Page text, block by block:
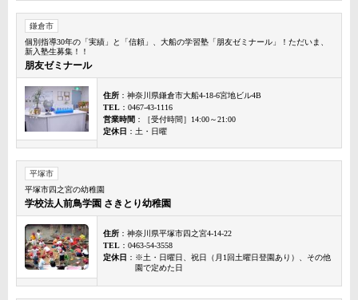
鎌倉市
個別指導30年の「実績」と「信頼」、大船の学習塾「朋友ゼミナール」！ただいま、
新入塾生募集！！
朋友ゼミナール
住所 ：神奈川県鎌倉市大船4-18-6宮地ビル4B
TEL ：0467-43-1116
営業時間 ：［受付時間］14:00～21:00
定休日 ：土・日曜
平塚市
平塚市四之宮の幼稚園
学校法人前鳥学園 さきとり幼稚園
住所 ：神奈川県平塚市四之宮4-14-22
TEL ：0463-54-3558
定休日 ：※土・日曜日、祝日（月1回土曜日登園あり）、その他
園で定めた日